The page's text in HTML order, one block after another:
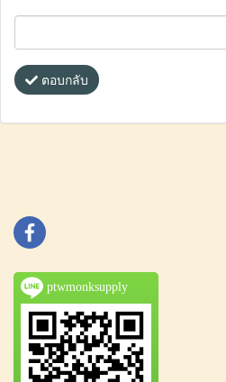
ตอบกลับ
ptwmonksupply